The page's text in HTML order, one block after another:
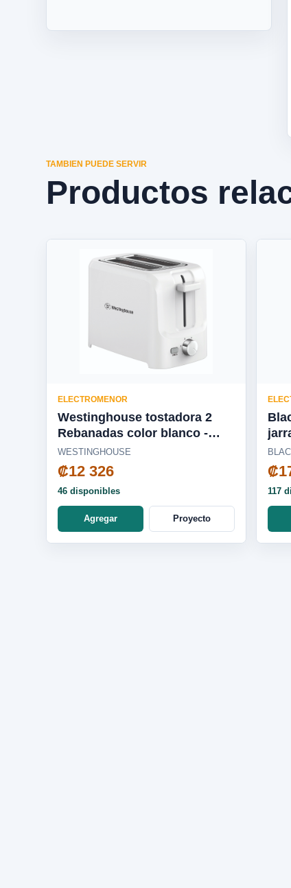
TAMBIEN PUEDE SERVIR
Productos
ELECTROMENOR
Westinghouse tostadora 2
Rebanadas color blanco -
WKTTSL10
WESTINGHOUSE
₡12 326
46 disponibles
Agregar Proyecto
117